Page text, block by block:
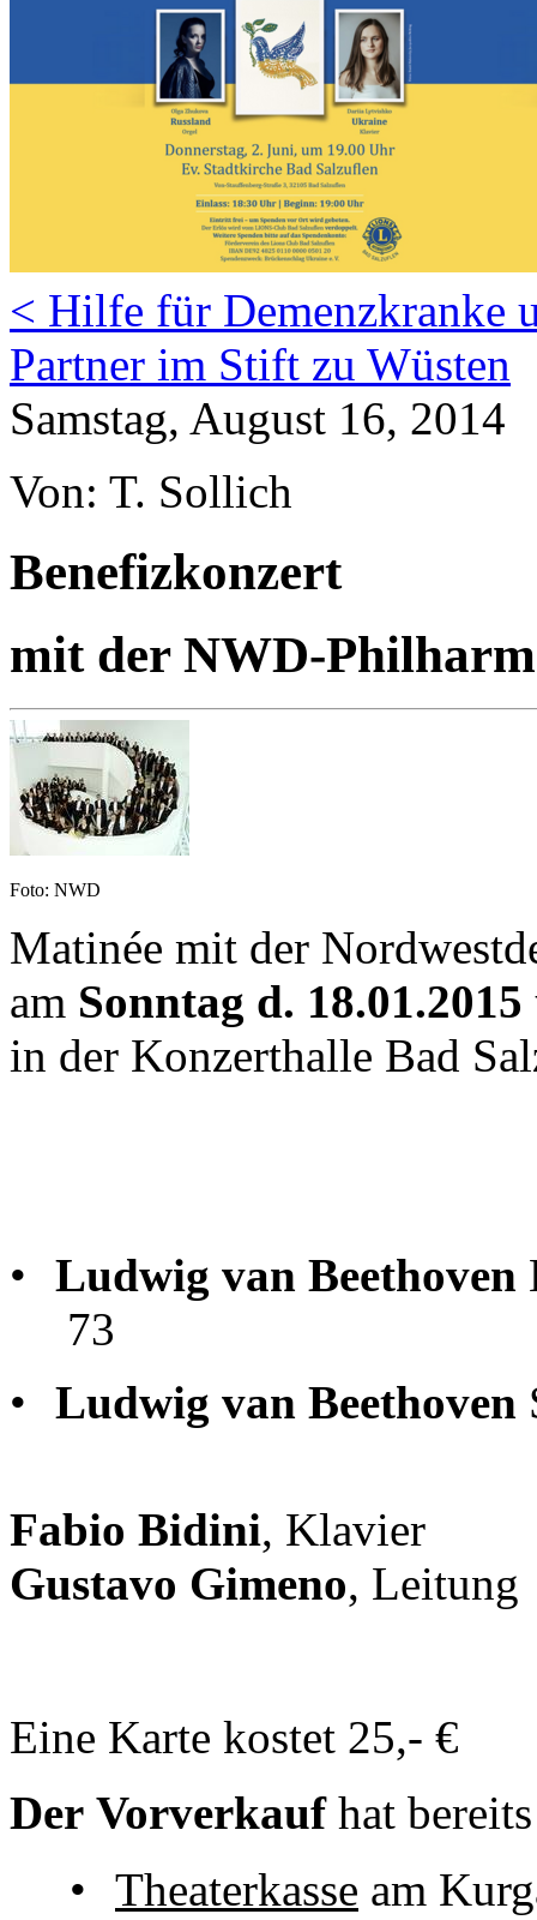
< Hilfe für Demenzkranke
Partner im Stift zu Wüsten
Samstag, August 16, 2014
Von: T. Sollich
Benefizkonzert
mit der NWD-
Foto: NWD
Matinée mit der
am Sonntag d.
in der Konzerthalle Bad
• Ludwig van Beethoven
73
•
Ludwig van Beethoven
Fabio Bidini, Klavier
Gustavo Gimeno, Leitung
Eine Karte kostet 25,- €
Der Vorverkaufhat
•
Theaterkasse am